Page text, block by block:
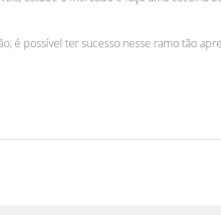
é possível ter sucesso nesse ramo tão